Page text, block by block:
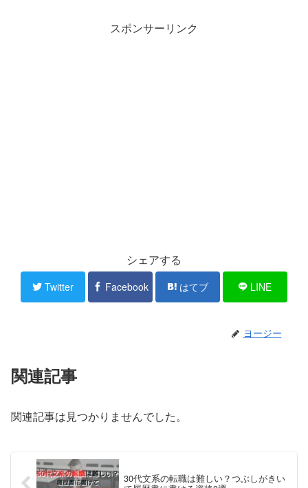
スポンサーリンク
シェアする
Twitter Facebook はてブ LINE
ヨージー
関連記事
関連記事は見つかりませんでした。
30代文系の転職は難しい？つぶしがきい